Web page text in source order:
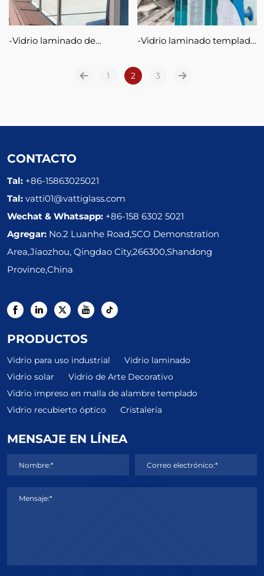
Vidrio laminado de
Vidrio laminado templado
1 2 3
CONTACTO
Tal: +86-15863025021
Tal: vatti01@vattiglass.com
Wechat & Whatsapp: +86-158 6302 5021
Agregar: No.2 Luanhe Road,SCO Demonstration
Area,Jiaozhou, Qingdao City,266300,Shandong
Province,China
PRODUCTOS
Vidrio para uso industrial
Vidrio laminado
Vidrio solar
Vidrio de Arte Decorativo
Vidrio impreso en malla de alambre templado
Vidrio recubierto óptico
Cristalería
MENSAJE EN LÍNEA
Nombre:* Correo electrónico:*
Mensaje:*